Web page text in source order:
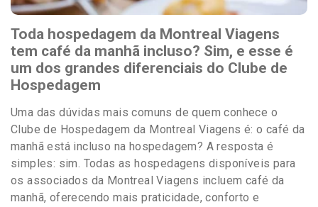
Toda hospedagem da Montreal Viagens
tem café da manhã incluso? Sim, e esse é
um dos grandes diferenciais do Clube de
Hospedagem
Uma das dúvidas mais comuns de quem conhece o
Clube de Hospedagem da Montreal Viagens é: o café da
manhã está incluso na hospedagem? A resposta é
simples: sim. Todas as hospedagens disponíveis para
os associados da Montreal Viagens incluem café da
manhã, oferecendo mais praticidade, conforto e